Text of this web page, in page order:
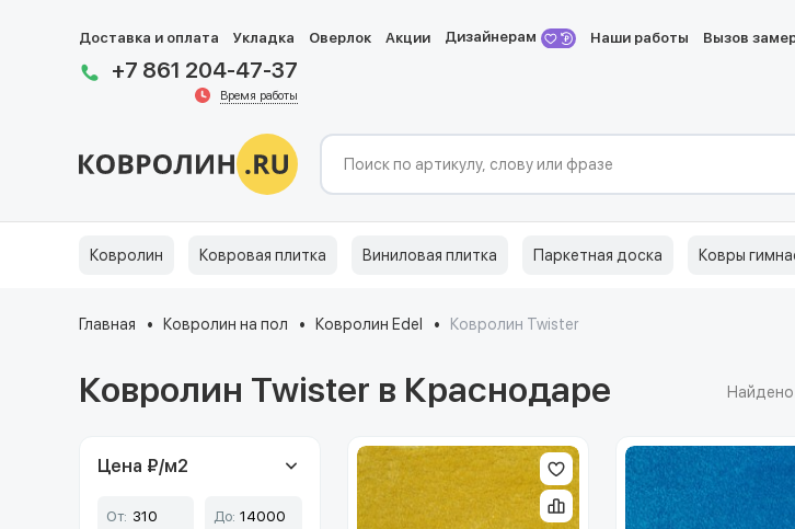
Доставка и оплата Укладка Оверлок Акции Дизайнерам Наши работы Вызов
+7 861 204-47-37
Время работы
Ковролин Ковровая плитка Виниловая плитка Паркетная доска Ковры
Главная Ковролин на пол Ковролин Edel Ковролин Twister
Ковролин Twister в Краснодаре Найдено
Цена ₽/м2
От: До: